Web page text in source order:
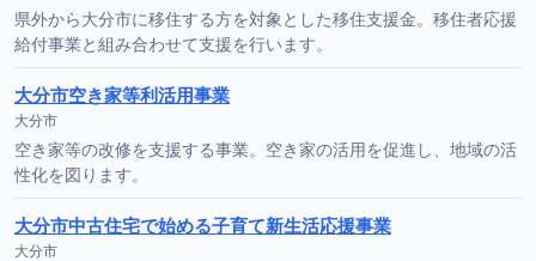
県外から大分市に移住する方を対象とした移住支援金。移住者応援
給付事業と組み合わせて支援を行います。
大分市空き家等利活用事業
大分市
空き家等の改修を支援する事業。空き家の活用を促進し、地域の活
性化を図ります。
大分市中古住宅で始める子育て新生活応援事業
大分市